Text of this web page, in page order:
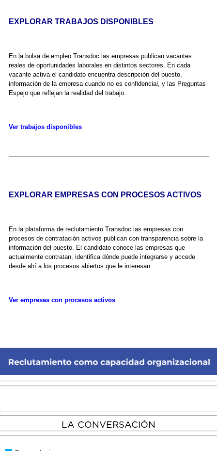
EXPLORAR TRABAJOS DISPONIBLES
En la bolsa de empleo Transdoc las empresas publican vacantes
reales de oportunidades laborales en distintos sectores. En cada
vacante activa el candidato encuentra descripción del puesto,
información de la empresa cuando no es confidencial, y las Preguntas
Espejo que reflejan la realidad del trabajo.
Ver trabajos disponibles
EXPLORAR EMPRESAS CON PROCESOS ACTIVOS
En la plataforma de reclutamiento Transdoc las empresas con
procesos de contratación activos publican con transparencia sobre la
información del puesto. El candidato conoce las empresas que
actualmente contratan, identifica dónde puede integrarse y accede
desde ahí a los procesos abiertos que le interesan.
Ver empresas con procesos activos
LA CONVERSACIÓN